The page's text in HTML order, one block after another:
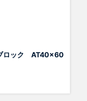
ロック AT40x60